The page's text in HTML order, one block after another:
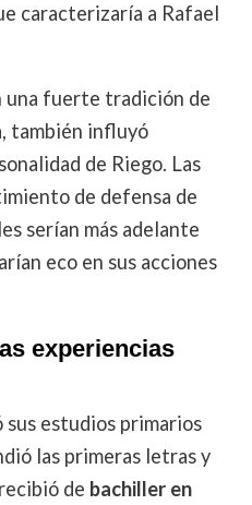
caracterizaría a Rafael
una fuerte tradición de
también influyó
de Riego. Las
de defensa de
serían más adelante
eco en sus acciones
experiencias
estudios primarios
las primeras letras y
de bachiller en